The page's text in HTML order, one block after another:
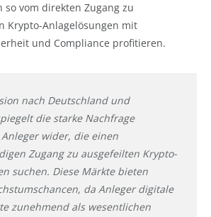
so vom direkten Zugang zu
Krypto-Anlagelösungen mit
und Compliance profitieren.
nach Deutschland und
die starke Nachfrage
wider, die einen
Zugang zu ausgefeilten Krypto-
suchen. Diese Märkte bieten
da Anleger digitale
zunehmend als wesentlichen